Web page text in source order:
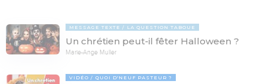
MESSAGE TEXTE LA QUESTION TABOUE
Un chrétien peut-il fêter Halloween ?
Marie-Ange Muller
VIDÉO QUOI D'NEUF PASTEUR ?